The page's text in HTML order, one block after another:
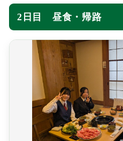
2日目 昼食・帰路